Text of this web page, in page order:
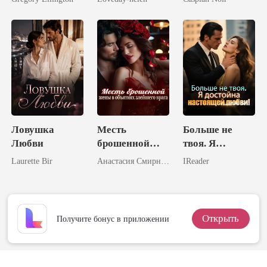
Целительницы
Ловушка
Любви
Laurette Bir
Месть
брошенной
жены в
врага
Больше не
твоя. Я
достойна
IReader
Получите бонус в приложении Открыть